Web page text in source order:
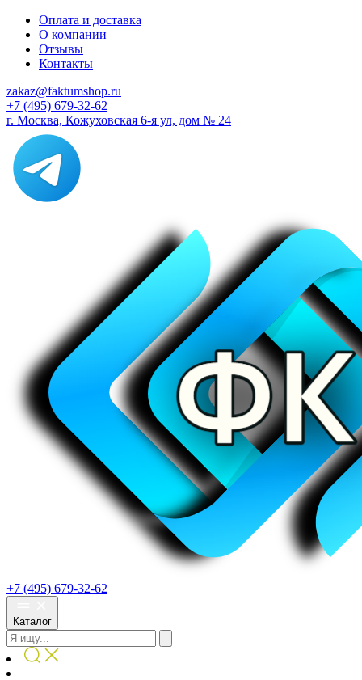
Оплата и доставка
О компании
Отзывы
Контакты
zakaz@faktumshop.ru
+7 (495) 679-32-62
г. Москва, Кожуховская 6-я ул, дом № 24
+7 (495) 679-32-62
Каталог